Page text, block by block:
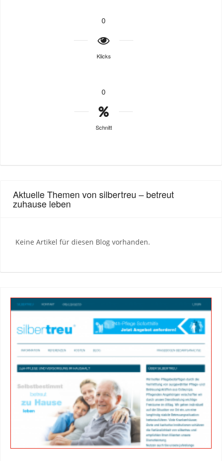
0
Klicks
0
Schnitt
Aktuelle Themen von silbertreu – betreut
zuhause leben
Keine Artikel für diesen Blog vorhanden.